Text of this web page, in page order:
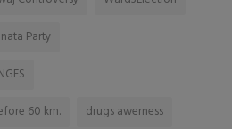
Party
60 km.
drugs awerness